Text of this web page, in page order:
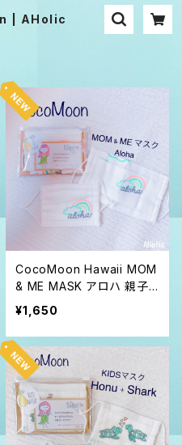
| AHolic
CocoMoon Hawaii MOM
& ME MASK アロハ 親子
ペア マスク 送料無料
¥1,650